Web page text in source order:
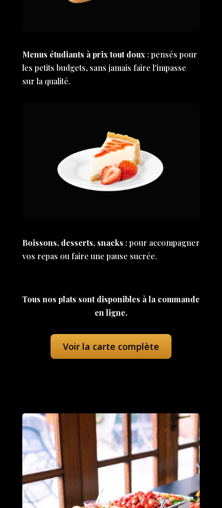
Menus étudiants à prix tout doux: pensés pour
les petits budgets, sans jamais faire l’impasse
sur la qualité.
Boissons, desserts, snacks : pour accompagner
vos repas ou faire une pause sucrée.
Tous nos plats sont disponibles à la commande
en ligne.
Voir la carte complète